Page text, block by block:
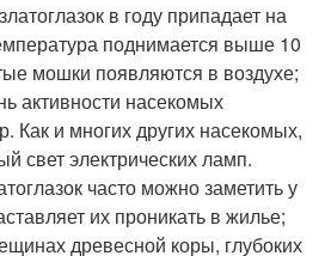
в году припадает на
поднимается выше 10
мошки появляются в воздухе;
активности насекомых
Как и многих других насекомых,
свет электрических ламп.
часто можно заметить у
их проникать в жилье;
древесной коры, глубоких